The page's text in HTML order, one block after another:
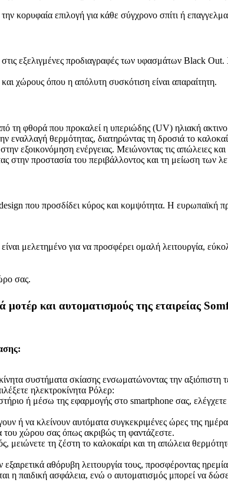
κορυφαία επιλογή για κάθε σύγχρονο σπίτι ή
εξελιγμένες προδιαγραφές των υφασμάτων Black
χώρους όπου η απόλυτη συσκότιση είναι απαραίτητη.
τη φθορά που προκαλεί η υπεριώδης (UV) ηλιακή
θερμότητας, διατηρώντας τη δροσιά το
εξοικονόμηση ενέργειας. Μειώνοντας τις απώλειες
στην προστασία του περιβάλλοντος και τη μείωση των
που προσδίδει κύρος και κομψότητα. Η ευρωπαϊκή
μελετημένο για να προσφέρει ομαλή λειτουργία,
σας.
μοτέρ και αυτοματισμούς της εταιρείας
συστήματα σκίασης ενσωματώνοντας την αξιόπιστη
ηλεκτροκίνητα Ρόλερ:
ή μέσω της εφαρμογής στο smartphone σας,
ή να κλείνουν αυτόματα συγκεκριμένες ώρες της
του χώρου σας όπως ακριβώς τη φαντάζεστε.
μειώνετε τη ζέστη το καλοκαίρι και τη απώλεια
εξαιρετικά αθόρυβη λειτουργία τους, προσφέροντας
η παιδική ασφάλεια, ενώ ο αυτοματισμός μπορεί να